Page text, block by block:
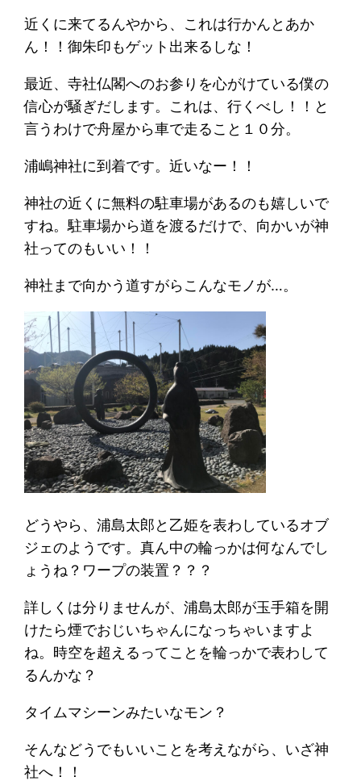
近くに来てるんやから、これは行かんとあか
ん！！御朱印もゲット出来るしな！
最近、寺社仏閣へのお参りを心がけている僕の
信心が騒ぎだします。これは、行くべし！！と
言うわけで舟屋から車で走ること１０分。
浦嶋神社に到着です。近いなー！！
神社の近くに無料の駐車場があるのも嬉しいで
すね。駐車場から道を渡るだけで、向かいが神
社ってのもいい！！
神社まで向かう道すがらこんなモノが…。
どうやら、浦島太郎と乙姫を表わしているオブ
ジェのようです。真ん中の輪っかは何なんでし
ょうね？ワープの装置？？？
詳しくは分りませんが、浦島太郎が玉手箱を開
けたら煙でおじいちゃんになっちゃいますよ
ね。時空を超えるってことを輪っかで表わして
るんかな？
タイムマシーンみたいなモン？
そんなどうでもいいことを考えながら、いざ神
社へ！！